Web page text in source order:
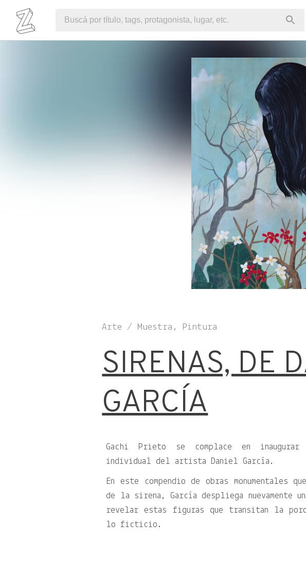
Arte / Muestra, Pintura
SIRENAS, DE
GARCÍA
Gachi Prieto se complace en
individual del artista Daniel García.
En este compendio de obras monumentales
de la sirena, García despliega nuevamente
revelar estas figuras que transitan la
lo ficticio.